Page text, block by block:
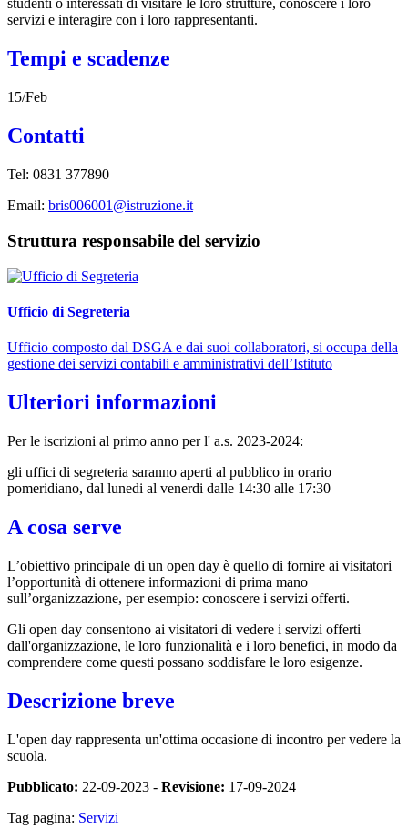
studenti o interessati di visitare le loro strutture, conoscere i loro
servizi e interagire con i loro rappresentanti.
Tempi e scadenze
15/Feb
Contatti
Tel: 0831 377890
Email: bris006001@istruzione.it
Struttura responsabile del servizio
Ufficio di Segreteria
Ufficio composto dal DSGA e dai suoi collaboratori, si occupa della
gestione dei servizi contabili e amministrativi dell’Istituto
Ulteriori informazioni
Per le iscrizioni al primo anno per l' a.s. 2023-2024:
gli uffici di segreteria saranno aperti al pubblico in orario
pomeridiano, dal lunedi al venerdi dalle 14:30 alle 17:30
A cosa serve
L’obiettivo principale di un open day è quello di fornire ai visitatori
l’opportunità di ottenere informazioni di prima mano
sull’organizzazione, per esempio: conoscere i servizi offerti.
Gli open day consentono ai visitatori di vedere i servizi offerti
dall'organizzazione, le loro funzionalità e i loro benefici, in modo da
comprendere come questi possano soddisfare le loro esigenze.
Descrizione breve
L'open day rappresenta un'ottima occasione di incontro per vedere la
scuola.
Pubblicato: 22-09-2023 - Revisione: 17-09-2024
Tag pagina: Servizi